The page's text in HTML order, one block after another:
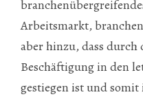
Arbeitsmarkt,
aber hinzu, dass durch
Beschäftigung in den
gestiegen ist und